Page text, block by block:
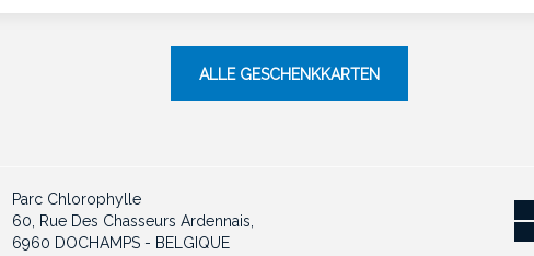
ALLE GESCHENKKARTEN
Parc Chlorophylle
60, Rue Des Chasseurs Ardennais,
6960 DOCHAMPS - BELGIQUE